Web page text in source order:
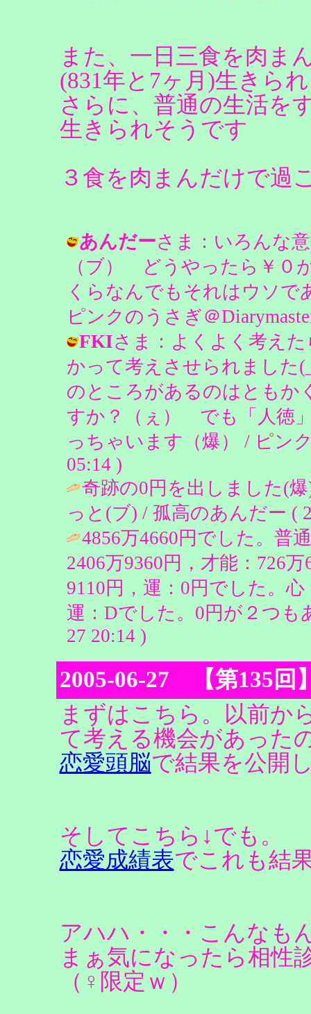
また、一日三食を肉ま
(831年と7ヶ月)生きら
さらに、普通の生活を
生きられそうです
３食を肉まんだけで過
あんだーさま：いろんな
（ブ） どうやったら￥０
くらなんでもそれはウソで
ピンクのうさぎ＠
FKIさま：よくよく考え
かって考えさせられまし
のところがあるのはともか
すか？（ぇ） でも「人徳
っちゃいます（爆） / ピン
05:14 )
奇跡の0円を出しました(
っと(ブ) / 孤高のあんだー (
4856万4660円でした。普
2406万9360円，才能：726
9110円，運：0円でした。
運：Dでした。0円が２つも
27 20:14 )
2005-06-27 【第135回
まずはこちら。以前か
て考える機会があった
恋愛頭脳で結果を公開
そしてこちら↓でも。
恋愛成績表でこれも結
アハハ・・・こんなも
まぁ気になったら相性
（♀限定ｗ）